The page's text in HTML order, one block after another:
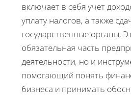
включает в себя учет
уплату налогов, а также
государственные органы.
обязательная часть
деятельности, но и
помогающий понять
бизнеса и принимать